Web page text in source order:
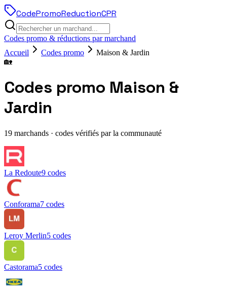
CodePromoReductionCPR
Codes promo & réductions par marchand
Accueil
Codes promo
Maison & Jardin
🏡
Codes promo Maison &
Jardin
19 marchands · codes vérifiés par la communauté
La Redoute9 codes
Conforama7 codes
Leroy Merlin5 codes
Castorama5 codes